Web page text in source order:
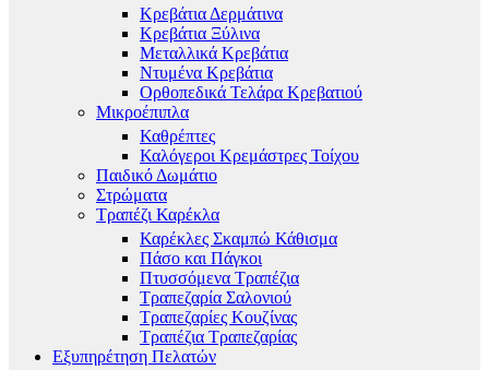
Κρεβάτια Δερμάτινα
Κρεβάτια Ξύλινα
Μεταλλικά Κρεβάτια
Ντυμένα Κρεβάτια
Ορθοπεδικά Τελάρα Κρεβατιού
Μικροέπιπλα
Καθρέπτες
Καλόγεροι Κρεμάστρες Τοίχου
Παιδικό Δωμάτιο
Στρώματα
Τραπέζι Καρέκλα
Καρέκλες Σκαμπώ Κάθισμα
Πάσο και Πάγκοι
Πτυσσόμενα Τραπέζια
Τραπεζαρία Σαλονιού
Τραπεζαρίες Κουζίνας
Τραπέζια Τραπεζαρίας
Εξυπηρέτηση Πελατών